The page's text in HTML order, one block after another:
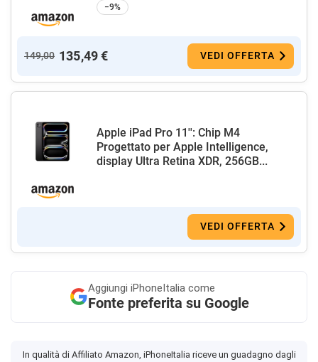
−9%
149,00 135,49 € VEDI OFFERTA
Apple iPad Pro 11'': Chip M4
Progettato per Apple Intelligence,
display Ultra Retina XDR, 256GB...
VEDI OFFERTA
Aggiungi iPhoneItalia come
Fonte preferita su Google
In qualità di Affiliato Amazon, iPhoneItalia riceve un guadagno dagli